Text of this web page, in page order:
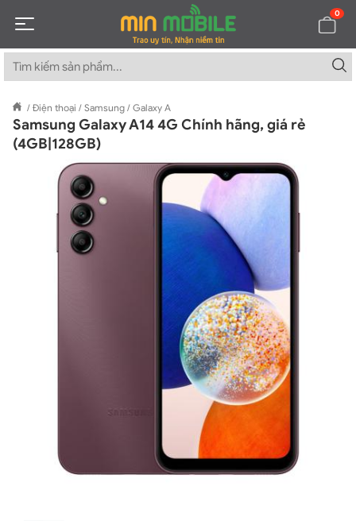
0
/ Điện thoại / Samsung / Galaxy A
Samsung Galaxy A14 4G Chính hãng, giá rẻ
(4GB|128GB)